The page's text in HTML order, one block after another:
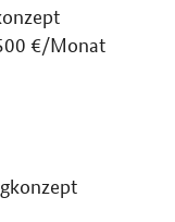
€/Monat